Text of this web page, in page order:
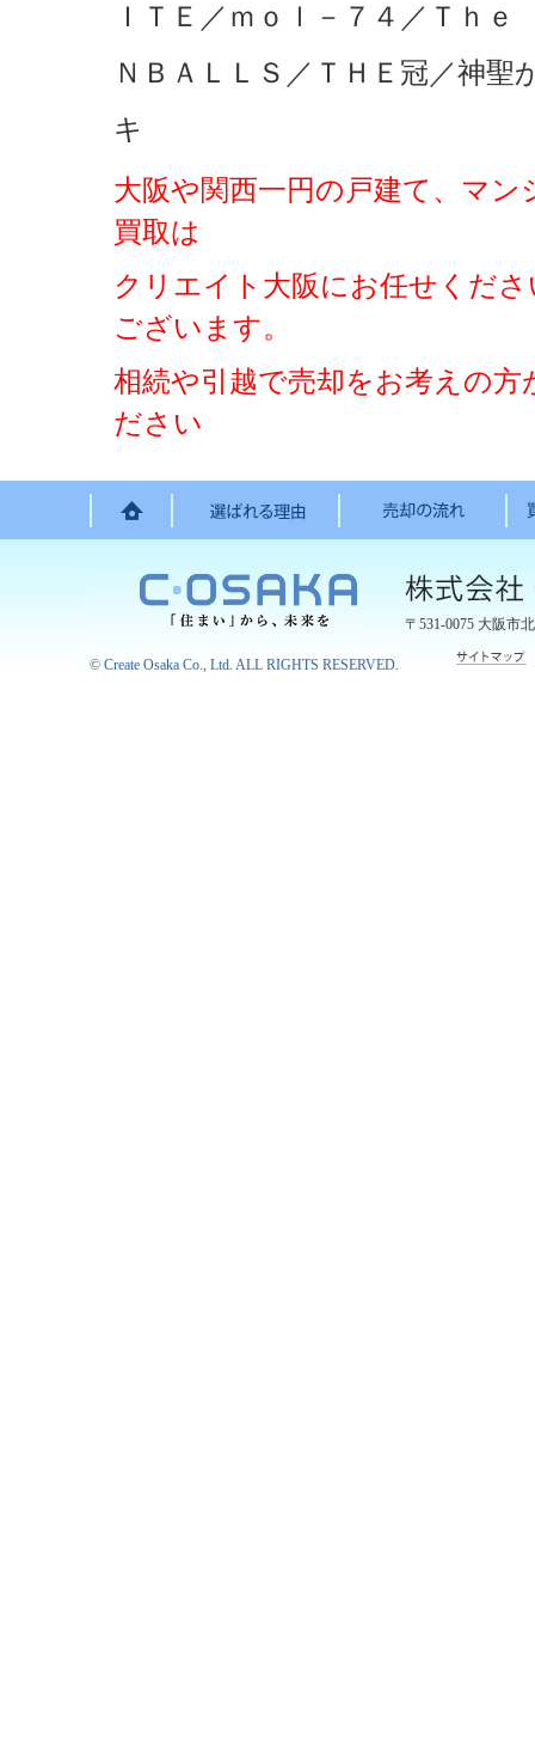
ＩＴＥ／ｍｏｌ－７４／Ｔｈ
ＮＢＡＬＬＳ／ＴＨＥ冠／神
キ
大阪や関西一円の戸建て、マ
買取は
クリエイト大阪にお任せくだ
ございます。
相続や引越で売却をお考えの
ださい
〒531-0075 大阪市
© Create Osaka Co., Ltd. ALL RIGHTS RESERVED.